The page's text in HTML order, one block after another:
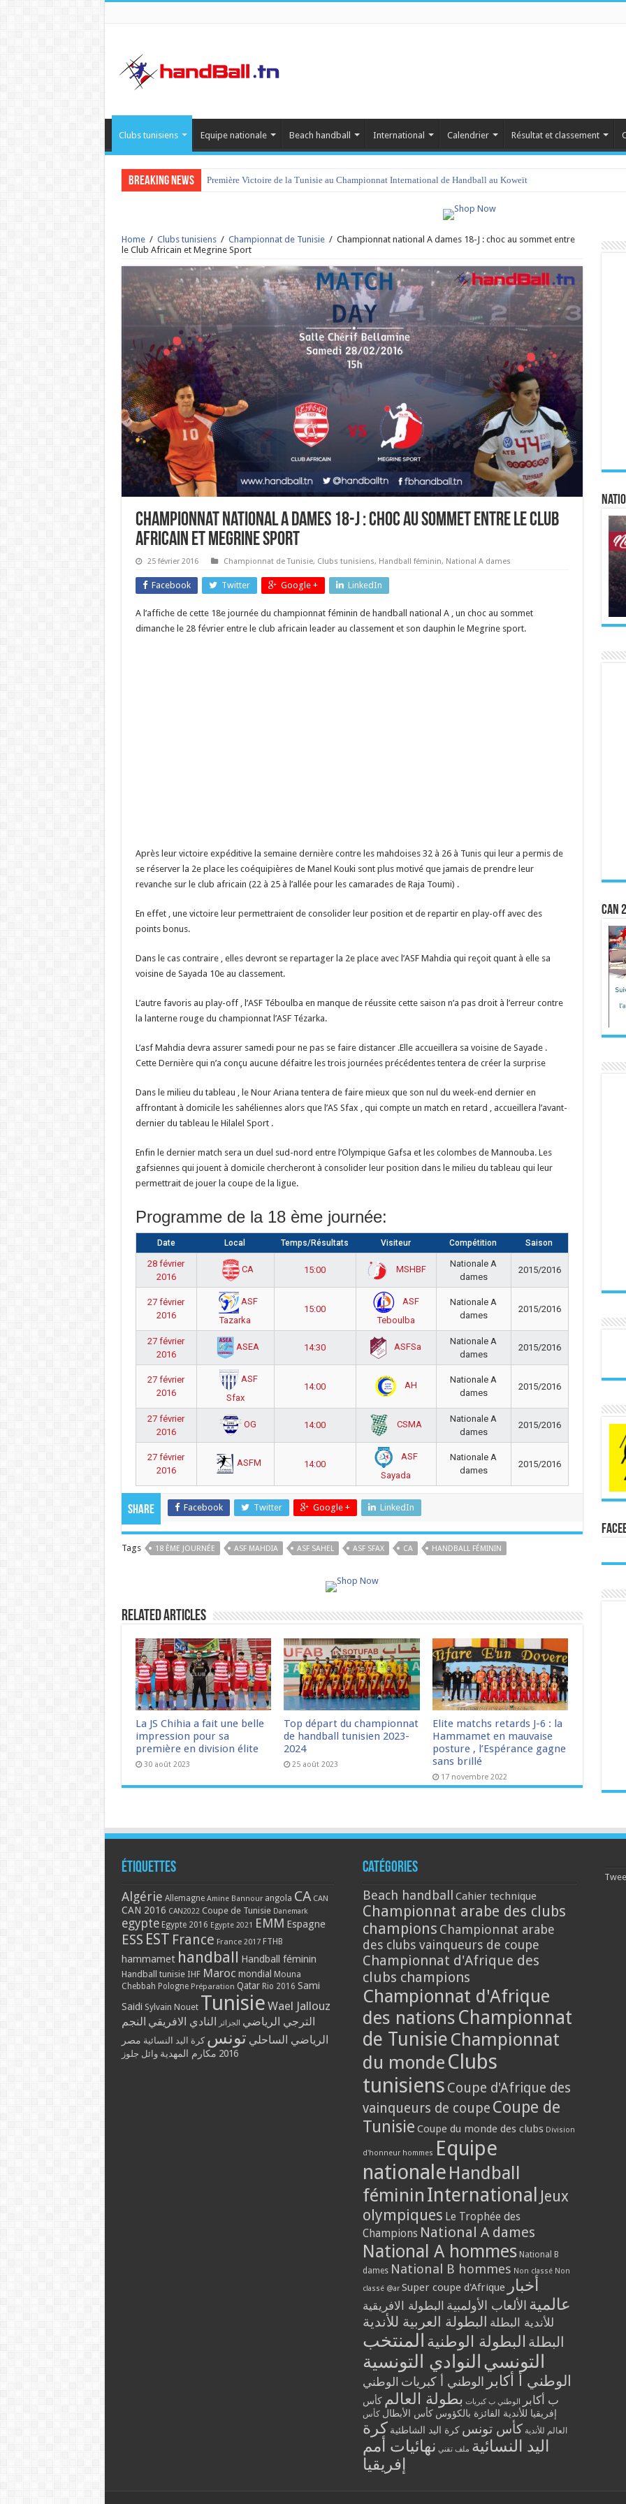
Clubs tunisiens Equipe nationale Beach handball International Calendrier Résultat et classement
Breaking News Première Victoire de la Tunisie au Championnat International de Handball au Koweït
tournoi international Hammamet 2023 : programme et liste des joueurs convoqués
Home / Clubs tunisiens / Championnat de Tunisie / Championnat national A dames 18-J : choc au sommet entre
le Club Africain et Megrine Sport
Championnat national A dames 18-J : choc au sommet entre le Club
Africain et Megrine Sport
25 février 2016 Championnat de Tunisie, Clubs tunisiens, Handball féminin, National A dames
Facebook Twitter Google + LinkedIn
A l’affiche de cette 18e journée du championnat féminin de handball national A , un choc au sommet
dimanche le 28 février entre le club africain leader au classement et son dauphin le Megrine sport.
Après leur victoire expéditive la semaine dernière contre les mahdoises 32 à 26 à Tunis qui leur a permis de
se réserver la 2e place les coéquipières de Manel Kouki sont plus motivé que jamais de prendre leur
revanche sur le club africain (22 à 25 à l’allée pour les camarades de Raja Toumi) .
En effet , une victoire leur permettraient de consolider leur position et de repartir en play-off avec des
points bonus.
Dans le cas contraire , elles devront se repartager la 2e place avec l’ASF Mahdia qui reçoit quant à elle sa
voisine de Sayada 10e au classement.
L’autre favoris au play-off , l’ASF Téboulba en manque de réussite cette saison n’a pas droit à l’erreur contre
la lanterne rouge du championnat l’ASF Tézarka.
L’asf Mahdia devra assurer samedi pour ne pas se faire distancer .Elle accueillera sa voisine de Sayade .
Cette Dernière qui n’a conçu aucune défaitre les trois journées précédentes tentera de créer la surprise
Dans le milieu du tableau , le Nour Ariana tentera de faire mieux que son nul du week-end dernier en
affrontant à domicile les sahéliennes alors que l’AS Sfax , qui compte un match en retard , accueillera l’avant-
dernier du tableau le Hilalel Sport .
Enfin le dernier match sera un duel sud-nord entre l’Olympique Gafsa et les colombes de Mannouba. Les
gafsiennes qui jouent à domicile chercheront à consolider leur position dans le milieu du tableau qui leur
permettrait de jouer la coupe de la ligue.
Programme de la 18 ème journée:
Date Local Temps/Résultats Visiteur Compétition Saison
28 février
2016
CA 15:00 MSHBF
Nationale A
dames
2015/2016
27 février
2016
ASF
Tazarka
15:00
ASF
Teboulba
Nationale A
dames
2015/2016
27 février
2016
ASEA 14:30 ASFSa
Nationale A
dames
2015/2016
27 février
2016
ASF
Sfax
14:00 AH
Nationale A
dames
2015/2016
27 février
2016
OG 14:00 CSMA
Nationale A
dames
2015/2016
27 février
2016
ASFM 14:00
ASF
Sayada
Nationale A
dames
2015/2016
Share Facebook Twitter Google + LinkedIn
Tags 18 ÈME JOURNÉE ASF MAHDIA ASF SAHEL ASF SFAX CA HANDBALL FÉMININ
Related Articles
La JS Chihia a fait une belle
impression pour sa
première en division élite
30 août 2023
Top départ du championnat
de handball tunisien 2023-
2024
25 août 2023
Elite matchs retards J-6 : la
Hammamet en mauvaise
posture , l’Espérance gagne
sans brillé
17 novembre 2022
CAN
Étiquettes
Algérie Allemagne Amine Bannour angola CA CAN
CAN 2016 CAN2022 Coupe de Tunisie Danemark
egypte Egypte 2016 Egypte 2021 EMM Espagne
ESS EST France France 2017 FTHB
hammamet handball Handball féminin
Handball tunisie IHF Maroc mondial
Mouna
Chebbah Pologne Préparation Qatar Rio 2016 Sami
Saidi Sylvain Nouet Tunisie Wael Jallouz
الترجي الرياضي الجزائر النادي الافريقي النجم
الرياضي الساحلي تونس كرة اليد النسائية مصر
2016 مكارم المهدية وائل جلوز
Catégories
Beach handball Cahier technique
Championnat arabe des clubs
champions Championnat arabe
des clubs vainqueurs de coupe
Championnat d'Afrique des
clubs champions
Championnat d'Afrique
des nations Championnat
de Tunisie Championnat
du monde Clubs
tunisiens Coupe d'Afrique des
vainqueurs de coupe Coupe de
Tunisie Coupe du monde des clubs Division
d'honneur hommes Equipe
nationale Handball
féminin International Jeux
olympiques Le Trophée des
Champions National A dames
National A hommes National B
dames National B hommes Non classé Non
classé @ar Super coupe d'Afrique أخبار
عالمية الألعاب الأولمبية البطولة الافريقية
للأندية البطلة البطولة العربية للأندية
البطلة البطولة الوطنية المنتخب
التونسي النوادي التونسية
الوطني أ أكابر الوطني أ كبريات الوطني
ب أكابر
الوطني ب كبريات بطولة العالم كأس
إفريقيا للأندية الفائزة بالكؤوس كأس الأبطال كأس
العالم للأندية كأس تونس كرة اليد الشاطئية كرة
اليد النسائية ملف تقني نهائيات أمم
إفريقيا